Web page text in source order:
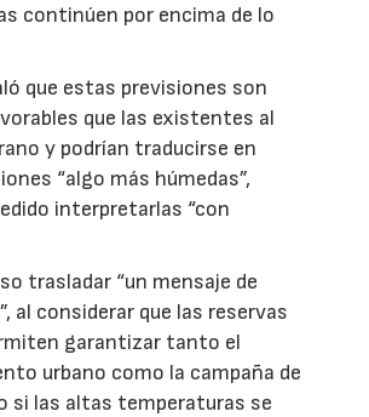
continúen por encima de lo
que estas previsiones son
que las existentes al
y podrían traducirse en
“algo más húmedas”,
interpretarlas “con
trasladar “un mensaje de
al considerar que las reservas
garantizar tanto el
urbano como la campaña de
si las altas temperaturas se